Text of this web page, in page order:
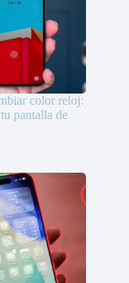
color reloj:
pantalla de